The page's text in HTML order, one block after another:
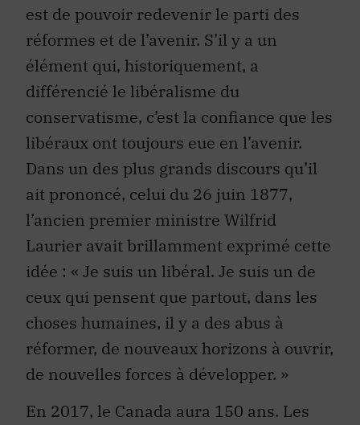
est de pouvoir redevenir le parti des
réformes et de l’avenir. S’il y a un
élément qui, historiquement, a
différencié le libéralisme du
conservatisme, c’est la confiance que les
libéraux ont toujours eue en l’avenir.
Dans un des plus grands discours qu’il
ait prononcé, celui du 26 juin 1877,
l’ancien premier ministre Wilfrid
Laurier avait brillamment exprimé cette
idée : « Je suis un libéral. Je suis un de
ceux qui pensent que partout, dans les
choses humaines, il y a des abus à
réformer, de nouveaux horizons à ouvrir,
de nouvelles forces à développer. »
En 2017, le Canada aura 150 ans. Les